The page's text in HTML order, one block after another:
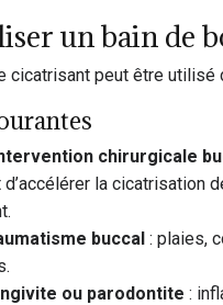
un bain de
cicatrisant peut être
chirurgicale
d’accélérer la cicatrisation
buccal : plaies,
ou parodontite :